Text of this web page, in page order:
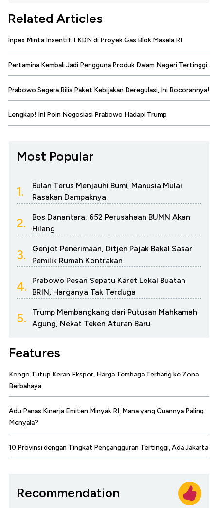
Related Articles
Inpex Minta Insentif TKDN di Proyek Gas Blok Masela RI
Pertamina Kembali Jadi Pengguna Produk Dalam Negeri Tertinggi
Prabowo Segera Rilis Paket Kebijakan Deregulasi, Ini Bocorannya!
Lengkap! Ini Poin Negosiasi Prabowo Hadapi Trump
Most Popular
1.
Bulan Terus Menjauhi Bumi, Manusia Mulai
Rasakan Dampaknya
2.
Bos Danantara: 652 Perusahaan BUMN Akan
Hilang
3.
Genjot Penerimaan, Ditjen Pajak Bakal Sasar
Pemilik Rumah Kontrakan
4.
Prabowo Pesan Sepatu Karet Lokal Buatan
BRIN, Harganya Tak Terduga
5.
Trump Membangkang dari Putusan Mahkamah
Agung, Nekat Teken Aturan Baru
Features
Kongo Tutup Keran Ekspor, Harga Tembaga Terbang ke Zona
Berbahaya
Adu Panas Kinerja Emiten Minyak RI, Mana yang Cuannya Paling
Menyala?
10 Provinsi dengan Tingkat Pengangguran Tertinggi, Ada Jakarta
Recommendation